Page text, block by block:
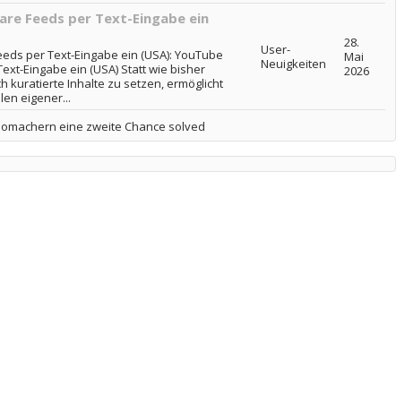
Feeds per Text-Eingabe ein
per Text-Eingabe ein (USA): YouTube
Eingabe ein (USA) Statt wie bisher
kuratierte Inhalte zu setzen, ermöglicht
eigener...
User-
Neuigkeiten
28.
Mai
2026
eine zweite Chance solved